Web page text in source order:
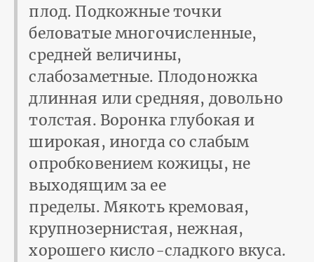
плод. Подкожные точки
беловатые многочисленные,
средней величины,
слабозаметные. Плодоножка
длинная или средняя, довольно
толстая. Воронка глубокая и
широкая, иногда со слабым
опробковением кожицы, не
выходящим за ее
пределы. Мякоть кремовая,
крупнозернистая, нежная,
хорошего кисло-сладкого вкуса.